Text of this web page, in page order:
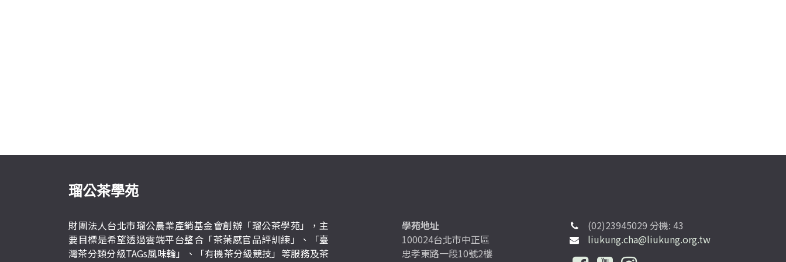
瑠公茶學苑
財團法人台北市瑠公農業產銷基金會創辦「瑠公茶學苑」，主
要目標是希望透過雲端平台整合「茶葉感官品評訓練」、「臺
灣茶分類分級TAGs風味輪」、「有機茶分級競技」等服務及茶
學苑地址
100024台北市中正區
忠孝東路一段10號2樓
(02)23945029 分機: 43
liukung.cha@liukung.org.tw